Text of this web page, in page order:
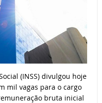
(INSS) divulgou hoje
mil vagas para o cargo
bruta inicial